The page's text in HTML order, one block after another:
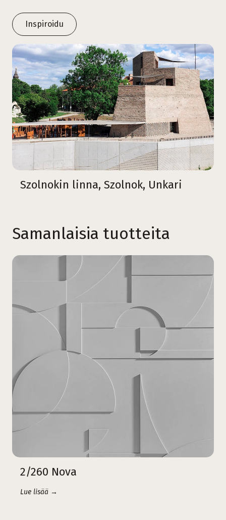
Inspiroidu
Szolnokin linna, Szolnok, Unkari
Samanlaisia tuotteita
2/260 Nova
Lue lisää →